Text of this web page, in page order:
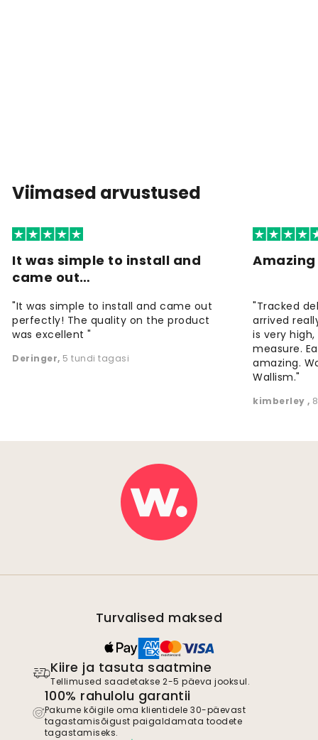
Viimased arvustused
It was simple to install and
came out…
"It was simple to install and came out
perfectly! The quality on the product
was excellent "
Deringer, 5 tundi tagasi
"Tracked
arrived
is very
measure.
amazing.
Wallism."
kimberley,
Turvalised maksed
Kiire ja tasuta saatmine
Tellimused saadetakse 2-5 päeva jooksul.
100% rahulolu garantii
Pakume kõigile oma klientidele 30-päevast
tagastamisõigust paigaldamata toodete
tagastamiseks.